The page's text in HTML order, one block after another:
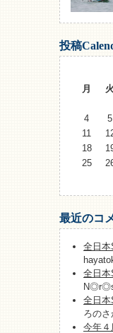
投稿
月
火
4
5
11
18
25
最近のコ
全日本
全日本
全日本
ろのさ
今年４